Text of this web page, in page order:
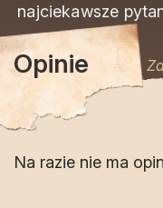
najciekawsze
Opinie
Na razie nie ma